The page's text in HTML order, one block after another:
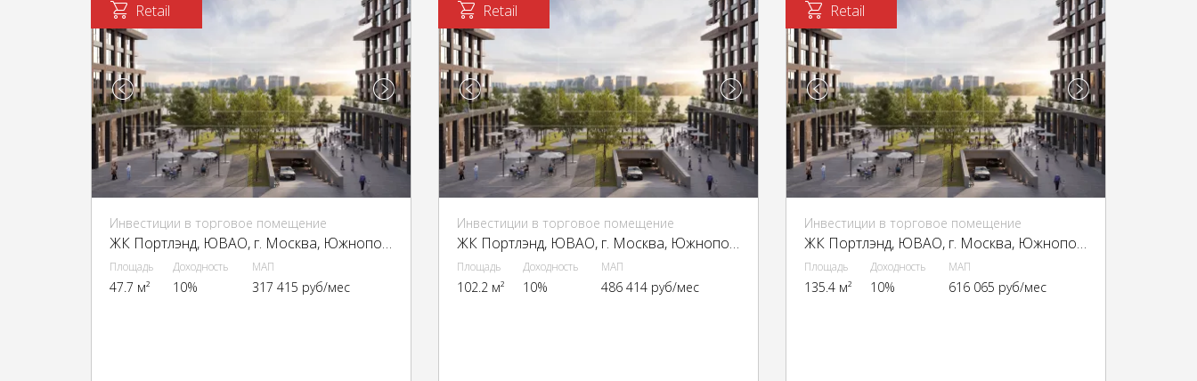
Retail
Инвестиции в торговое помещение
ЖК Портлэнд, ЮВАО, г. Москва, Южнопортовая ул., 42с5
Площадь
47.7 м²
Доходность
10%
МАП
317 415 руб/мес
Retail
Инвестиции в торговое помещение
ЖК Портлэнд, ЮВАО, г. Москва, Южнопортовая ул., 42с5
Площадь
102.2 м²
Доходность
10%
МАП
486 414 руб/мес
Retail
Инвестиции в торговое помещение
ЖК Портлэнд, ЮВАО, г. Москва, Южнопортовая ул., 42с5
Площадь
135.4 м²
Доходность
10%
МАП
616 065 руб/мес